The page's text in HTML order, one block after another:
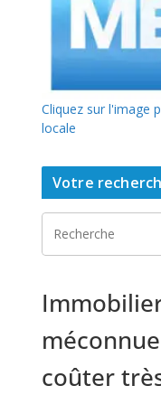
Cliquez sur l'image
locale
Votre
coûter